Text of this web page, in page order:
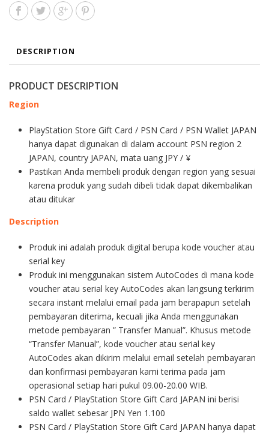
DESCRIPTION
PRODUCT DESCRIPTION
Region
PlayStation Store Gift Card / PSN Card / PSN Wallet JAPAN
hanya dapat digunakan di dalam account PSN region 2
JAPAN, country JAPAN, mata uang JPY / ¥
Pastikan Anda membeli produk dengan region yang sesuai
karena produk yang sudah dibeli tidak dapat dikembalikan
atau ditukar
Description
Produk ini adalah produk digital berupa kode voucher atau
serial key
Produk ini menggunakan sistem AutoCodes di mana kode
voucher atau serial key AutoCodes akan langsung terkirim
secara instant melalui email pada jam berapapun setelah
pembayaran diterima, kecuali jika Anda menggunakan
metode pembayaran ” Transfer Manual”. Khusus metode
“Transfer Manual”, kode voucher atau serial key
AutoCodes akan dikirim melalui email setelah pembayaran
dan konfirmasi pembayaran kami terima pada jam
operasional setiap hari pukul 09.00-20.00 WIB.
PSN Card / PlayStation Store Gift Card JAPAN ini berisi
saldo wallet sebesar JPN Yen 1.100
PSN Card / PlayStation Store Gift Card JAPAN hanya dapat